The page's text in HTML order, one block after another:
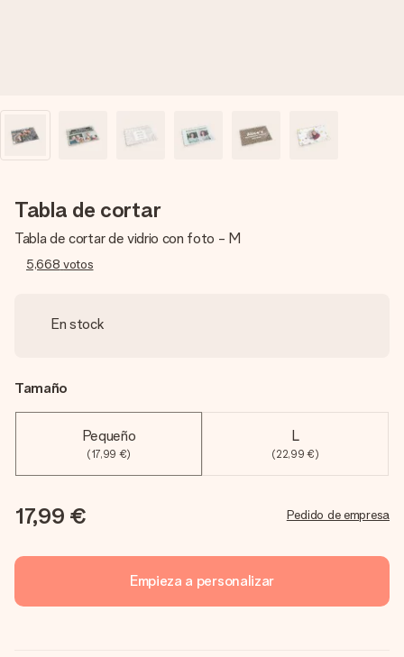
Tabla de cortar
Tabla de cortar de vidrio con foto - M
5,668 votos
En stock
Tamaño
Pequeño
(17,99 €)
L
(22,99 €)
17,99 € Pedido de empresa
Empieza a personalizar